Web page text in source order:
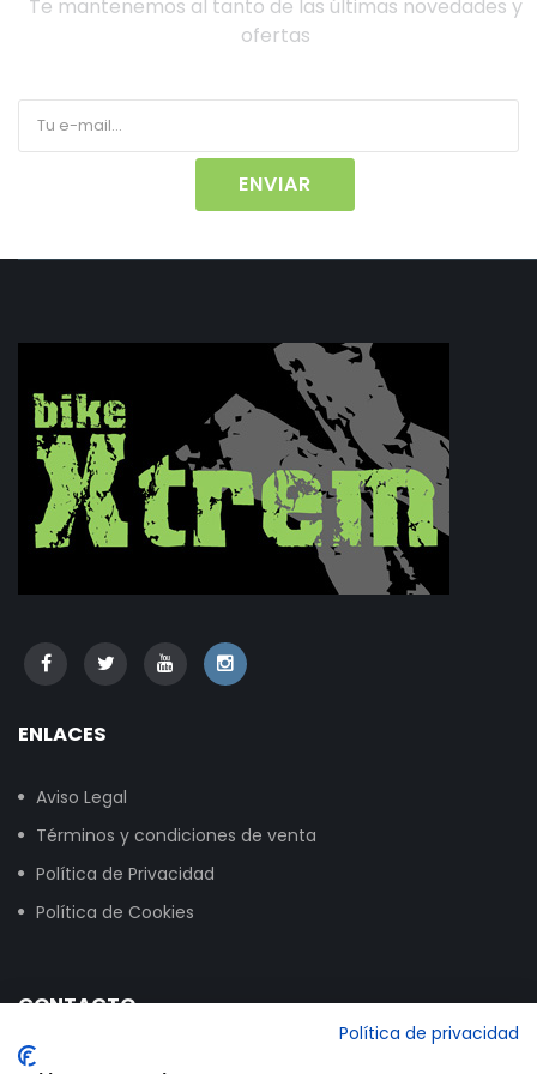
Te mantenemos al tanto de las últimas novedades y
ofertas
ENVIAR
ENLACES
Aviso Legal
Términos y condiciones de venta
Política de Privacidad
Política de Cookies
CONTACTO
Calle Vitoria, 258, NAVE 16, 09007 Burgos
Política de privacidad